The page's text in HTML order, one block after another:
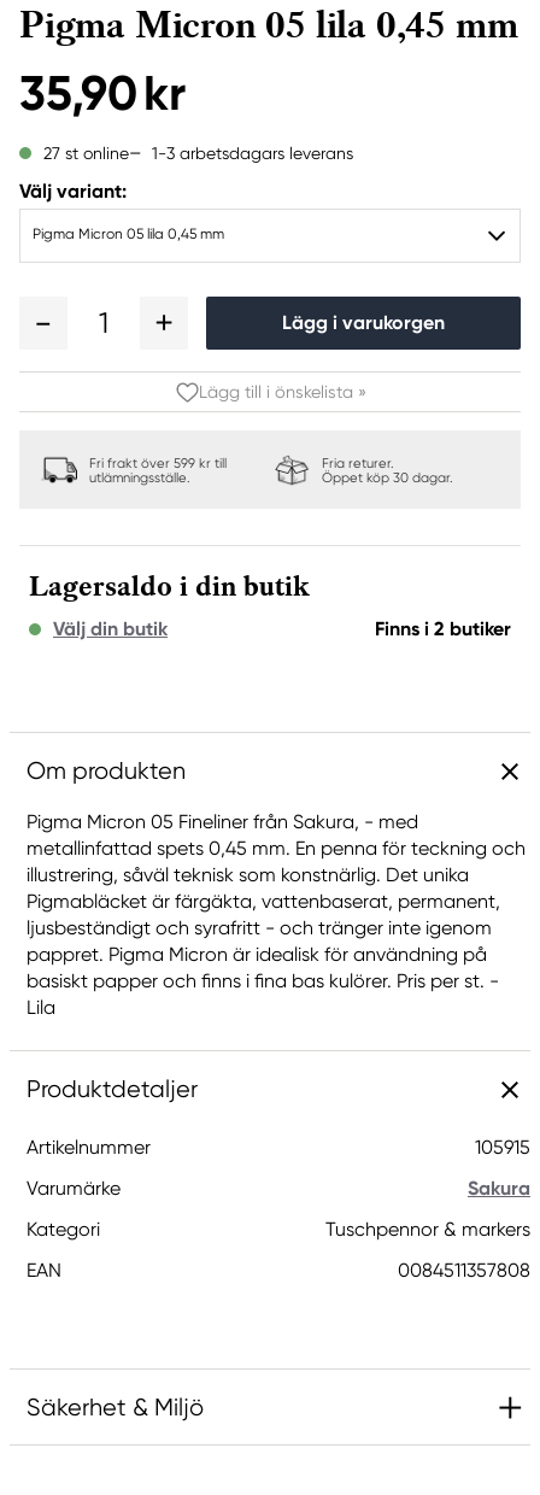
Pigma Micron 05 lila 0,45 mm
35,90 kr
27 st online 1-3 arbetsdagars leverans
Välj variant:
Pigma Micron 05 lila 0,45 mm
1 Lägg i varukorgen
Lägg till i önskelista »
Fri frakt över 599 kr till
utlämningsställe.
Fria returer.
Öppet köp 30 dagar.
Lagersaldo i din butik
Välj din butik Finns i 2 butiker
Om produkten
Pigma Micron 05 Fineliner från Sakura, - med
metallinfattad spets 0,45 mm. En penna för teckning och
illustrering, såväl teknisk som konstnärlig. Det unika
Pigmabläcket är färgäkta, vattenbaserat, permanent,
ljusbeständigt och syrafritt - och tränger inte igenom
pappret. Pigma Micron är idealisk för användning på
basiskt papper och finns i fina bas kulörer. Pris per st. -
Lila
Produktdetaljer
Artikelnummer
105915
Varumärke
Sakura
Kategori
Tuschpennor & markers
EAN
0084511357808
Säkerhet & Miljö